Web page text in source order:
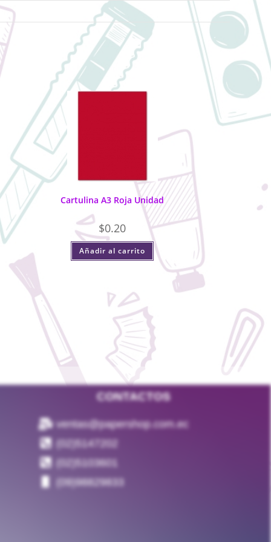
Cartulina A3 Roja Unidad
$0.20
Añadir al carrito
CONTACTOS
ventas@papershop.com.ec
(02)5147202
(02)5103601
(09)98829833